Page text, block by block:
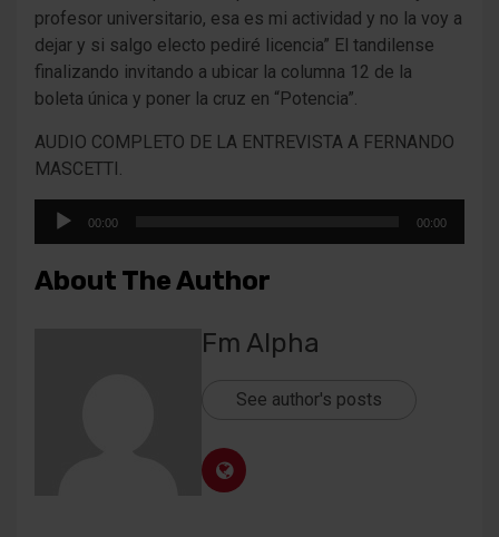
profesor universitario, esa es mi actividad y no la voy a
dejar y si salgo electo pediré licencia” El tandilense
finalizando invitando a ubicar la columna 12 de la
boleta única y poner la cruz en “Potencia”.
AUDIO COMPLETO DE LA ENTREVISTA A FERNANDO
MASCETTI.
Reproductor
00:00 00:00
About The Author
Fm Alpha
See author's posts